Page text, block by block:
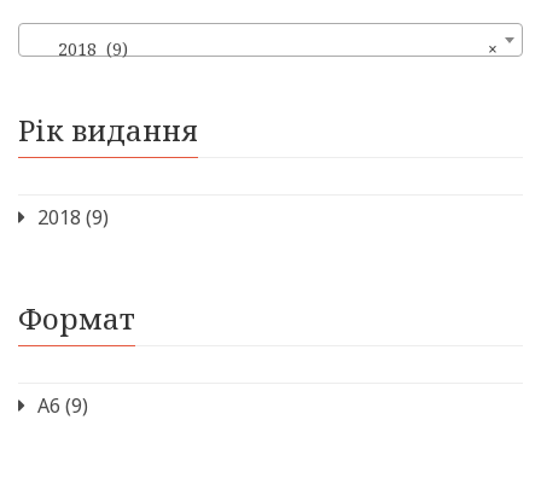
×
2018 (9)
Рік видання
2018 (9)
Формат
А6 (9)